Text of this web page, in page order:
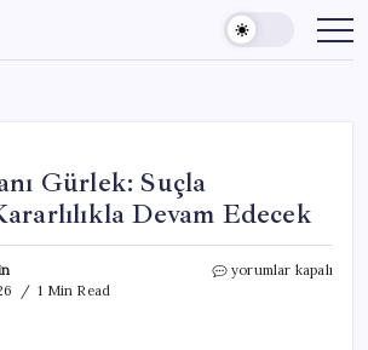
Gürlek: Suçla
Devam Edecek
1 Min Read
Adalet
yorumlar kapalı